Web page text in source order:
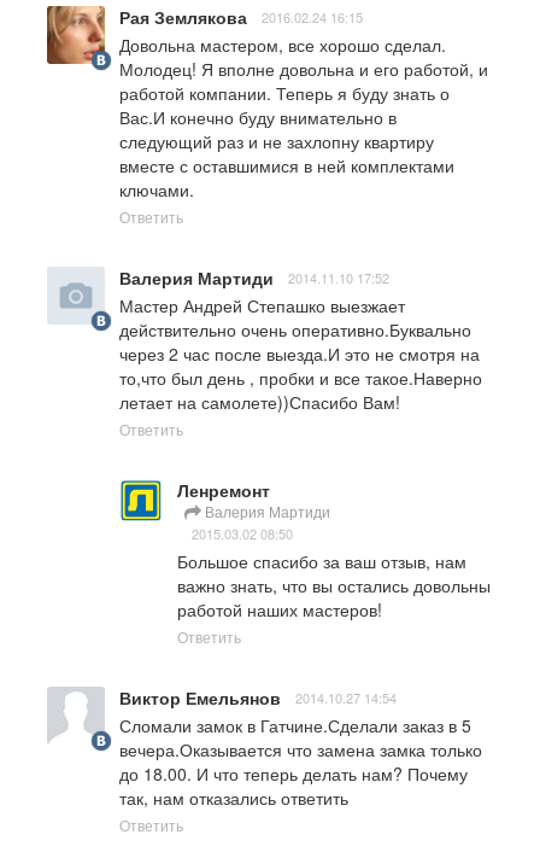
Рая Землякова 2016.02.24 16:15
Довольна мастером, все хорошо сделал.
Молодец! Я вполне довольна и его работой, и
работой компании. Теперь я буду знать о
Вас.И конечно буду внимательно в
следующий раз и не захлопну квартиру
вместе с оставшимися в ней комплектами
ключами.
Ответить
Валерия Мартиди 2014.11.10 17:52
Мастер Андрей Степашко выезжает
действительно очень оперативно.Буквально
через 2 час после выезда.И это не смотря на
то,что был день , пробки и все такое.Наверно
летает на самолете))Спасибо Вам!
Ответить
Ленремонт
Валерия Мартиди
2015.03.02 08:50
Большое спасибо за ваш отзыв, нам
важно знать, что вы остались довольны
работой наших мастеров!
Ответить
Виктор Емельянов 2014.10.27 14:54
Сломали замок в Гатчине.Сделали заказ в 5
вечера.Оказывается что замена замка только
до 18.00. И что теперь делать нам? Почему
так, нам отказались ответить
Ответить